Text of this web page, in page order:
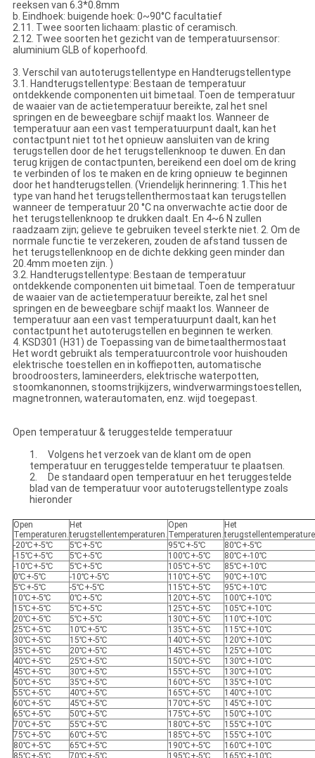
reeksen van 6.3*0.8mm
b. Eindhoek: buigende hoek: 0~90°C facultatief
2.11. Twee soorten lichaam: plastic of ceramisch.
2.12. Twee soorten het gezicht van de temperatuursensor:
aluminium GLB of koperhoofd.
3. Verschil van autoterugstellentype en Handterugstellentype
3.1. Handterugstellentype: Bestaan de temperatuur
ontdekkende componenten uit bimetaal. Toen de temperatuur
de waaier van de actietemperatuur bereikte, zal het snel
springen en de beweegbare schijf maakt los. Wanneer de
temperatuur aan een vast temperatuurpunt daalt, kan het
contactpunt niet tot het opnieuw aansluiten van de kring
terugstellen door de het terugstellenknoop te duwen. En dan
terug krijgen de contactpunten, bereikend een doel om de kring
te verbinden of los te maken en de kring opnieuw te beginnen
door het handterugstellen. (Vriendelijk herinnering: 1.This het
type van hand het terugstellenthermostaat kan terugstellen
wanneer de temperatuur 20 °C na onverwachte actie door de
het terugstellenknoop te drukken daalt. En 4~6 N zullen
raadzaam zijn; gelieve te gebruiken teveel sterkte niet. 2. Om de
normale functie te verzekeren, zouden de afstand tussen de
het terugstellenknoop en de dichte dekking geen minder dan
20.4mm moeten zijn. )
3.2. Handterugstellentype: Bestaan de temperatuur
ontdekkende componenten uit bimetaal. Toen de temperatuur
de waaier van de actietemperatuur bereikte, zal het snel
springen en de beweegbare schijf maakt los. Wanneer de
temperatuur aan een vast temperatuurpunt daalt, kan het
contactpunt het autoterugstellen en beginnen te werken.
4. KSD301 (H31) de Toepassing van de bimetaalthermostaat
Het wordt gebruikt als temperatuurcontrole voor huishouden
elektrische toestellen en in koffiepotten, automatische
broodroosters, lamineerders, elektrische waterpotten,
stoomkanonnen, stoomstrijkijzers, windverwarmingstoestellen,
magnetronnen, waterautomaten, enz. wijd toegepast.
Open temperatuur & teruggestelde temperatuur
1. Volgens het verzoek van de klant om de open
temperatuur en teruggestelde temperatuur te plaatsen.
2. De standaard open temperatuur en het teruggestelde
blad van de temperatuur voor autoterugstellentype zoals
hieronder
Open
Temperaturen.
Het
terugstellentemperaturen.
Open
Temperaturen.
Het
-20℃+-5℃
5℃+-5℃ 95℃+-5℃
80℃+-5℃
-15℃+-5℃
5℃+-5℃ 100℃+-5℃
80℃+-10℃
-10℃+-5℃
5℃+-5℃ 105℃+-5℃
85℃+-10℃
0℃+-5℃
-10℃+-5℃ 110℃+-5℃
90℃+-10℃
5℃+-5℃
-5℃+-5℃ 115℃+-5℃
95℃+-10℃
10℃+-5℃
0℃+-5℃ 120℃+-5℃
100℃+-10℃
15℃+-5℃
5℃+-5℃ 125℃+-5℃
105℃+-10℃
20℃+-5℃
5℃+-5℃ 130℃+-5℃
110℃+-10℃
25℃+-5℃
10℃+-5℃ 135℃+-5℃
115℃+-10℃
30℃+-5℃
15℃+-5℃ 140℃+-5℃
120℃+-10℃
35℃+-5℃
20℃+-5℃ 145℃+-5℃
125℃+-10℃
40℃+-5℃
25℃+-5℃ 150℃+-5℃
130℃+-10℃
45℃+-5℃
30℃+-5℃ 155℃+-5℃
130℃+-10℃
50℃+-5℃
35℃+-5℃ 160℃+-5℃
135℃+-10℃
55℃+-5℃
40℃+-5℃ 165℃+-5℃
140℃+-10℃
60℃+-5℃
45℃+-5℃ 170℃+-5℃
145℃+-10℃
65℃+-5℃
50℃+-5℃ 175℃+-5℃
150℃+-10℃
70℃+-5℃
55℃+-5℃ 180℃+-5℃
155℃+-10℃
75℃+-5℃
60℃+-5℃ 185℃+-5℃
155℃+-10℃
80℃+-5℃
65℃+-5℃ 190℃+-5℃
160℃+-10℃